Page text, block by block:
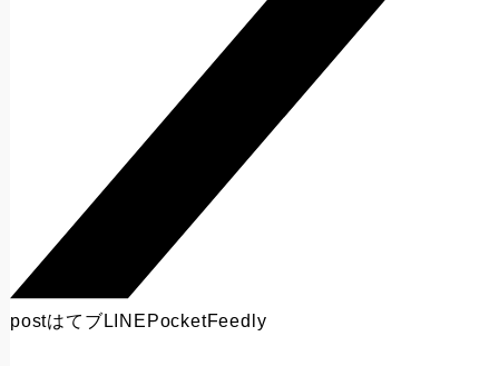
postはてブ LINE PocketFeedly